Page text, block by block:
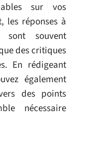
sur vos
les réponses à
souvent
des critiques
En rédigeant
également
des points
nécessaire